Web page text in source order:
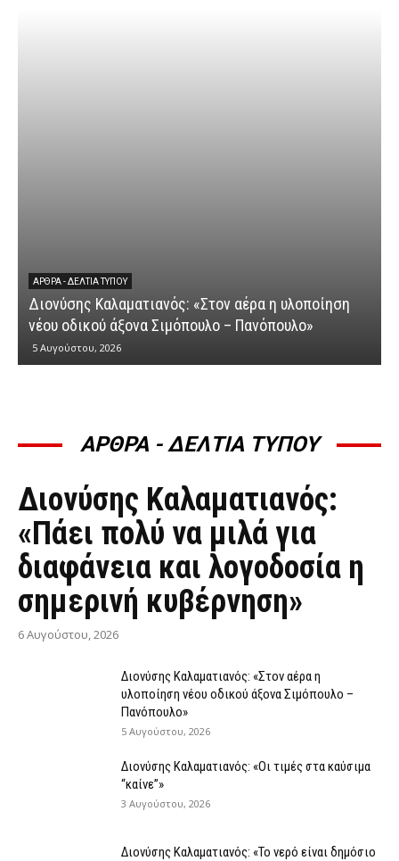
ΆΡΘΡΑ - ΔΕΛΤΊΑ ΤΎΠΟΥ
Διονύσης Καλαματιανός: «Στον αέρα η υλοποίηση
νέου οδικού άξονα Σιμόπουλο – Πανόπουλο»
5 Αυγούστου, 2026
ΑΡΘΡΑ - ΔΕΛΤΙΑ ΤΥΠΟΥ
ΆΡΘΡΑ - ΔΕΛΤΊΑ ΤΎΠΟΥ
Διονύσης Καλαματιανός:
«Πάει πολύ να μιλά για
διαφάνεια και λογοδοσία η
σημερινή κυβέρνηση»
6 Αυγούστου, 2026
Διονύσης Καλαματιανός: «Στον αέρα η
υλοποίηση νέου οδικού άξονα Σιμόπουλο –
Πανόπουλο»
5 Αυγούστου, 2026
Διονύσης Καλαματιανός: «Οι τιμές στα καύσιμα
“καίνε”»
3 Αυγούστου, 2026
Διονύσης Καλαματιανός: «Το νερό είναι δημόσιο